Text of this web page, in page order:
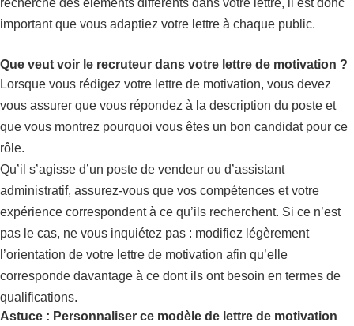
recherche des éléments différents dans votre lettre, il est donc
important que vous adaptiez votre lettre à chaque public.
Que veut voir le recruteur dans votre lettre de motivation ?
Lorsque vous rédigez votre lettre de motivation, vous devez
vous assurer que vous répondez à la description du poste et
que vous montrez pourquoi vous êtes un bon candidat pour ce
rôle.
Qu’il s’agisse d’un poste de vendeur ou d’assistant
administratif, assurez-vous que vos compétences et votre
expérience correspondent à ce qu’ils recherchent. Si ce n’est
pas le cas, ne vous inquiétez pas : modifiez légèrement
l’orientation de votre lettre de motivation afin qu’elle
corresponde davantage à ce dont ils ont besoin en termes de
qualifications.
Astuce : Personnaliser ce modèle de lettre de motivation